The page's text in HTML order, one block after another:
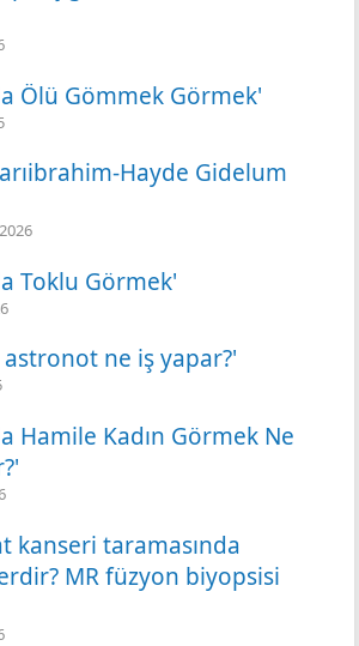
Ölü Gömmek Görmek'
Hayde Gidelum
Toklu Görmek'
ne iş yapar?'
Hamile Kadın Görmek Ne
kanseri taramasında
MR füzyon biyopsisi